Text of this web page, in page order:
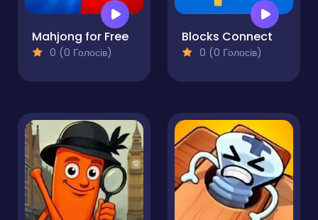
Mahjong for Free
0 (0 Голосів)
Blocks Connect
0 (0 Голосів)